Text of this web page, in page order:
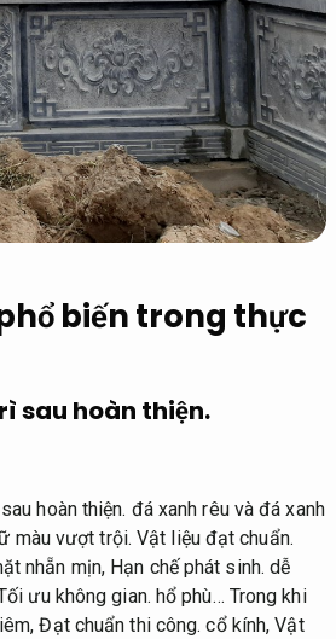
biến trong thực
sau hoàn thiện.
hoàn thiện. đá xanh rêu và đá xanh
màu vượt trội. Vật liệu đạt chuẩn.
nhẵn mịn, Hạn chế phát sinh. dễ
ưu không gian. hổ phù… Trong khi
Đạt chuẩn thi công. cổ kính,Vật